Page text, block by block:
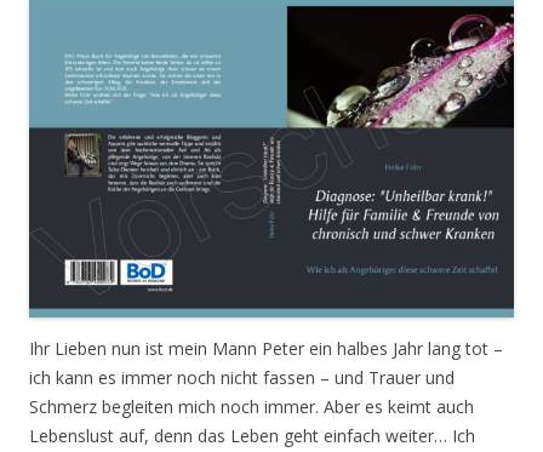
Ihr Lieben nun ist mein Mann Peter ein halbes Jahr lang tot –
ich kann es immer noch nicht fassen – und Trauer und
Schmerz begleiten mich noch immer. Aber es keimt auch
Lebenslust auf, denn das Leben geht einfach weiter… Ich